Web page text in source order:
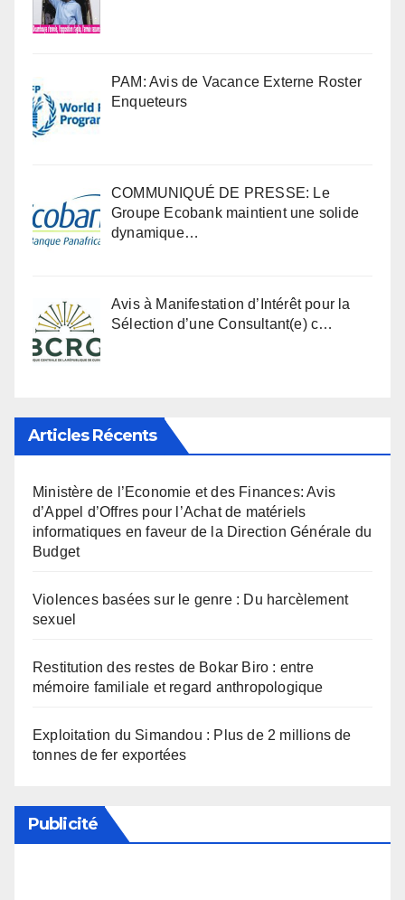
PAM: Avis de Vacance Externe Roster
Enqueteurs
COMMUNIQUÉ DE PRESSE: Le
Groupe Ecobank maintient une solide
dynamique…
Avis à Manifestation d’Intérêt pour la
Sélection d’une Consultant(e) c…
Articles Récents
Ministère de l’Economie et des Finances: Avis
d’Appel d’Offres pour l’Achat de matériels
informatiques en faveur de la Direction Générale du
Budget
Violences basées sur le genre : Du harcèlement
sexuel
Restitution des restes de Bokar Biro : entre
mémoire familiale et regard anthropologique
Exploitation du Simandou : Plus de 2 millions de
tonnes de fer exportées
Publicité